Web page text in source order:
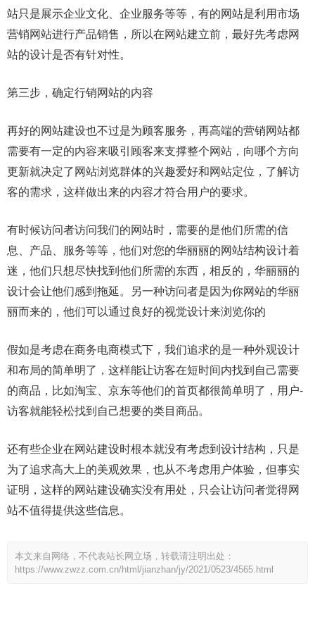
站只是展示企业文化、企业服务等等，有的网站是利用市场
营销网站进行产品销售，所以在网站建立前，最好先考虑网
站的设计是否有针对性。
第三步，确定行销网站的内容
再好的网站建设也不过是为顾客服务，再高端的营销网站都
需要有一定的内容来吸引顾客来支撑整个网站，向哪个方向
更新就决定了网站浏览群体的兴趣爱好和网站定位，了解访
客的需求，这样做出来的内容才符合用户的要求。
有时候访问者访问我们的网站时，需要的是他们所需的信
息、产品、服务等等，他们对您的华丽丽的网站结构设计着
迷，他们只想尽快找到他们所需的东西，相反的，华丽丽的
设计会让他们感到拖延。另一种访问者是因为你网站的华丽
丽而来的，他们可以通过良好的视觉设计来浏览你的
假如是考虑在商务电商模式下，我们追求的是一种外观设计
和布局的简单明了，这样能让访客在短时间内找到自己需要
的商品，比如淘宝、京东等他们的首页都很简单明了，用户-
访客就能轻松找到自己想要的类目商品。
还有些企业在网站建设时根本就没有考虑到设计结构，只是
为了追求高大上的美观效果，也从不考虑用户体验，但事实
证明，这样的网站建设确实没有用处，只会让访问者觉得网
站不值得提供这些信息。
本文来自网络，不代表站长网立场，转载请注明出处：
https://www.zwzz.com.cn/html/jianzhan/jy/2021/0523/4565.html